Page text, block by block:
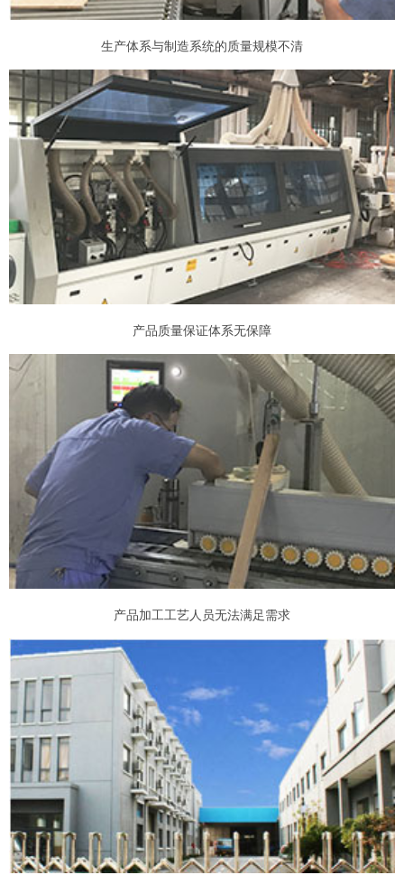
生产体系与制造系统的质量规模不清
产品质量保证体系无保障
产品加工工艺人员无法满足需求